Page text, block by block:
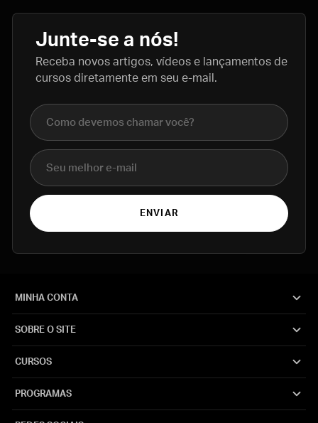
Junte-se a nós!
Receba novos artigos, vídeos e lançamentos de
cursos diretamente em seu e-mail.
Nome completo
E-mail
ENVIAR
MINHA CONTA
SOBRE O SITE
CURSOS
PROGRAMAS